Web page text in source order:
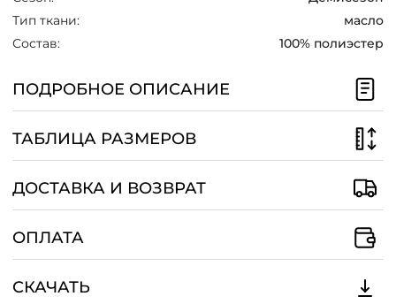
Тип ткани:
масло
Состав:
100% полиэстер
ПОДРОБНОЕ ОПИСАНИЕ
ТАБЛИЦА РАЗМЕРОВ
ДОСТАВКА И ВОЗВРАТ
ОПЛАТА
СКАЧАТЬ